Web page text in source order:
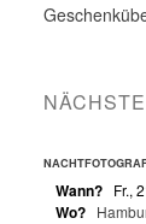
Wann? Fr.,
Wo?